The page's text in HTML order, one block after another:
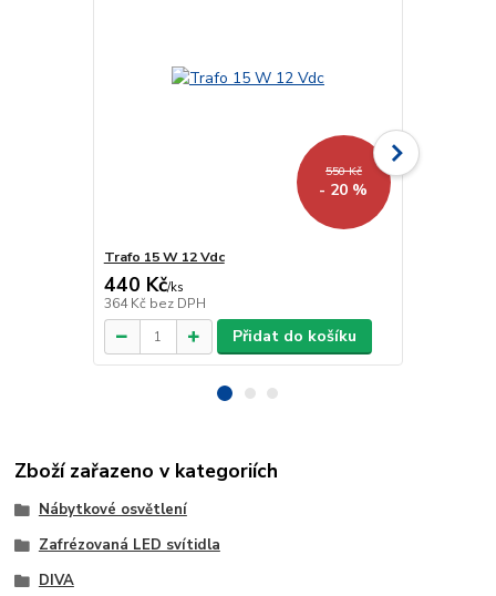
550 Kč
- 20 %
Trafo 15 W 12 Vdc
440 Kč/ks
364 Kč bez DPH
Přidat do košíku
Zboží zařazeno v kategoriích
Nábytkové osvětlení
Zafrézovaná LED svítidla
DIVA